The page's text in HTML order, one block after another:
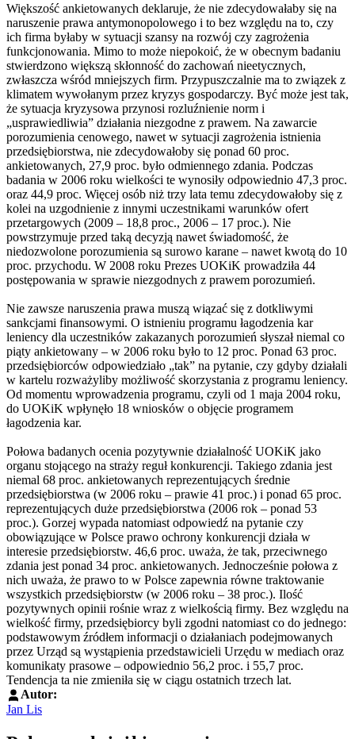
Większość ankietowanych deklaruje, że nie zdecydowałaby się na
naruszenie prawa antymonopolowego i to bez względu na to, czy
ich firma byłaby w sytuacji szansy na rozwój czy zagrożenia
funkcjonowania. Mimo to może niepokoić, że w obecnym badaniu
stwierdzono większą skłonność do zachowań nieetycznych,
zwłaszcza wśród mniejszych firm. Przypuszczalnie ma to związek z
klimatem wywołanym przez kryzys gospodarczy. Być może jest tak,
że sytuacja kryzysowa przynosi rozluźnienie norm i
„usprawiedliwia” działania niezgodne z prawem. Na zawarcie
porozumienia cenowego, nawet w sytuacji zagrożenia istnienia
przedsiębiorstwa, nie zdecydowałoby się ponad 60 proc.
ankietowanych, 27,9 proc. było odmiennego zdania. Podczas
badania w 2006 roku wielkości te wynosiły odpowiednio 47,3 proc.
oraz 44,9 proc. Więcej osób niż trzy lata temu zdecydowałoby się z
kolei na uzgodnienie z innymi uczestnikami warunków ofert
przetargowych (2009 – 18,8 proc., 2006 – 17 proc.). Nie
powstrzymuje przed taką decyzją nawet świadomość, że
niedozwolone porozumienia są surowo karane – nawet kwotą do 10
proc. przychodu. W 2008 roku Prezes UOKiK prowadziła 44
postępowania w sprawie niezgodnych z prawem porozumień.
Nie zawsze naruszenia prawa muszą wiązać się z dotkliwymi
sankcjami finansowymi. O istnieniu programu łagodzenia kar
leniency dla uczestników zakazanych porozumień słyszał niemal co
piąty ankietowany – w 2006 roku było to 12 proc. Ponad 63 proc.
przedsiębiorców odpowiedziało „tak” na pytanie, czy gdyby działali
w kartelu rozważyliby możliwość skorzystania z programu leniency.
Od momentu wprowadzenia programu, czyli od 1 maja 2004 roku,
do UOKiK wpłynęło 18 wniosków o objęcie programem
łagodzenia kar.
Połowa badanych ocenia pozytywnie działalność UOKiK jako
organu stojącego na straży reguł konkurencji. Takiego zdania jest
niemal 68 proc. ankietowanych reprezentujących średnie
przedsiębiorstwa (w 2006 roku – prawie 41 proc.) i ponad 65 proc.
reprezentujących duże przedsiębiorstwa (2006 rok – ponad 53
proc.). Gorzej wypada natomiast odpowiedź na pytanie czy
obowiązujące w Polsce prawo ochrony konkurencji działa w
interesie przedsiębiorstw. 46,6 proc. uważa, że tak, przeciwnego
zdania jest ponad 34 proc. ankietowanych. Jednocześnie połowa z
nich uważa, że prawo to w Polsce zapewnia równe traktowanie
wszystkich przedsiębiorstw (w 2006 roku – 38 proc.). Ilość
pozytywnych opinii rośnie wraz z wielkością firmy. Bez względu na
wielkość firmy, przedsiębiorcy byli zgodni natomiast co do jednego:
podstawowym źródłem informacji o działaniach podejmowanych
przez Urząd są wystąpienia przedstawicieli Urzędu w mediach oraz
komunikaty prasowe – odpowiednio 56,2 proc. i 55,7 proc.
Tendencja ta nie zmieniła się w ciągu ostatnich trzech lat.
Autor:
Jan Lis